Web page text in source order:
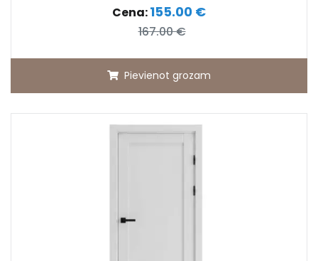
Cena:155.00 €
167.00 €
Pievienot grozam